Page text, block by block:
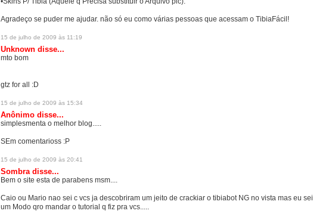
Agradeço se puder me ajudar. não só eu como várias pessoas que acessam o TibiaFácil!
15 de julho de 2009 às 11:19
Unknown disse...
mto bom
gtz for all :D
15 de julho de 2009 às 15:34
Anônimo disse...
simplesmenta o melhor blog.....
SEm comentarioss :P
15 de julho de 2009 às 20:41
Sombra disse...
Bem o site esta de parabens msm....
Caio ou Mario nao sei c vcs ja descobriram um jeito de crackiar o tibiabot NG no vista mas eu sei
um Modo qro mandar o tutorial q fiz pra vcs.....